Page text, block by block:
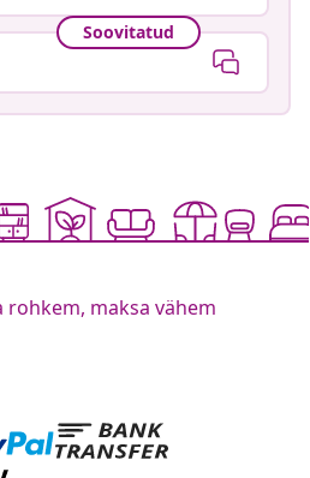
Soovitatud
rohkem, maksa vähem